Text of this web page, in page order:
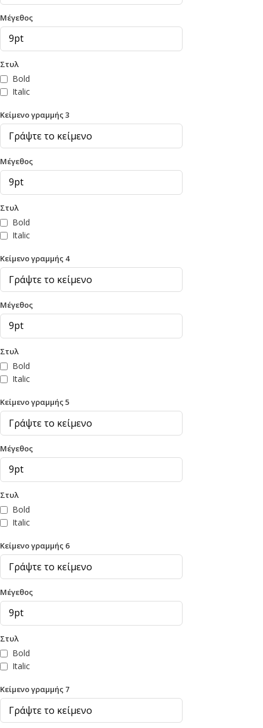
Μέγεθος
Στυλ
Bold
Italic
Κείμενο γραμμής 3
Μέγεθος
Στυλ
Bold
Italic
Κείμενο γραμμής 4
Μέγεθος
Στυλ
Bold
Italic
Κείμενο γραμμής 5
Μέγεθος
Στυλ
Bold
Italic
Κείμενο γραμμής 6
Μέγεθος
Στυλ
Bold
Italic
Κείμενο γραμμής 7